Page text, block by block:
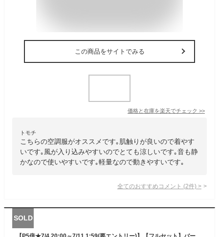
この商品をサイトでみる
価格と在庫を楽天でチェック >>
トモチ
こちらの空調服がオススメです｡肌触りが良いので着やす
いです｡風が入り込みやすいのでとても涼しいです｡音も静
かなので使いやすいです｡軽量なので動きやすいです｡
全てのおすすめコメント (2件) >
SOLD